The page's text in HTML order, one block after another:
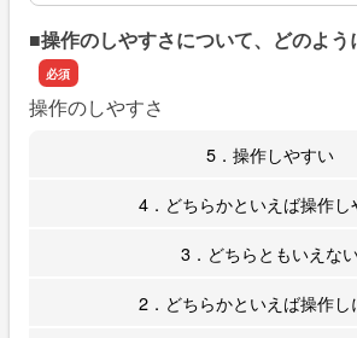
■操作のしやすさについて、どのよ
操作のしやすさ
5．操作しやすい
4．どちらかといえば操作し
3．どちらともいえな
2．どちらかといえば操作し